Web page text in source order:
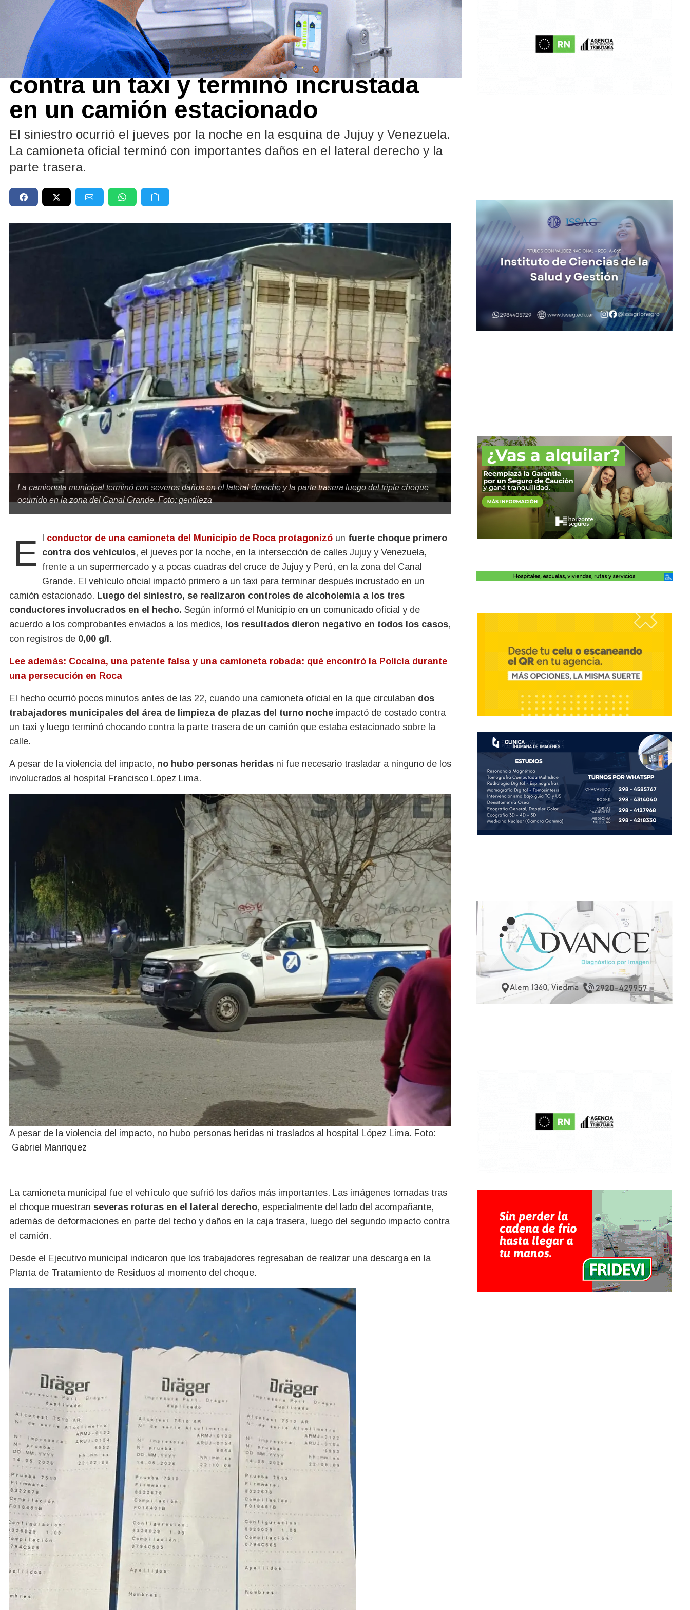
Policiales y Judiciales
15/05/2026
Una camioneta municipal chocó
contra un taxi y terminó incrustada
en un camión estacionado
El siniestro ocurrió el jueves por la noche en la esquina de Jujuy y Venezuela.
La camioneta oficial terminó con importantes daños en el lateral derecho y la
parte trasera.
La camioneta municipal terminó con severos daños en el lateral derecho y la parte trasera luego del triple choque
ocurrido en la zona del Canal Grande. Foto: gentileza
El conductor de una camioneta del Municipio de Roca protagonizó un fuerte choque primero
contra dos vehículos, el jueves por la noche, en la intersección de calles Jujuy y Venezuela,
frente a un supermercado y a pocas cuadras del cruce de Jujuy y Perú, en la zona del Canal
Grande. El vehículo oficial impactó primero a un taxi para terminar después incrustado en un
camión estacionado. Luego del siniestro, se realizaron controles de alcoholemia a los tres
conductores involucrados en el hecho. Según informó el Municipio en un comunicado oficial y de
acuerdo a los comprobantes enviados a los medios, los resultados dieron negativo en todos los casos,
con registros de 0,00 g/l.
Lee además: Cocaína, una patente falsa y una camioneta robada: qué encontró la Policía durante
una persecución en Roca
El hecho ocurrió pocos minutos antes de las 22, cuando una camioneta oficial en la que circulaban dos
trabajadores municipales del área de limpieza de plazas del turno noche impactó de costado contra
un taxi y luego terminó chocando contra la parte trasera de un camión que estaba estacionado sobre la
calle.
A pesar de la violencia del impacto, no hubo personas heridas ni fue necesario trasladar a ninguno de los
involucrados al hospital Francisco López Lima.
A pesar de la violencia del impacto, no hubo personas heridas ni traslados al hospital López Lima. Foto:
Gabriel Manriquez
La camioneta municipal fue el vehículo que sufrió los daños más importantes. Las imágenes tomadas tras
el choque muestran severas roturas en el lateral derecho, especialmente del lado del acompañante,
además de deformaciones en parte del techo y daños en la caja trasera, luego del segundo impacto contra
el camión.
Desde el Ejecutivo municipal indicaron que los trabajadores regresaban de realizar una descarga en la
Planta de Tratamiento de Residuos al momento del choque.